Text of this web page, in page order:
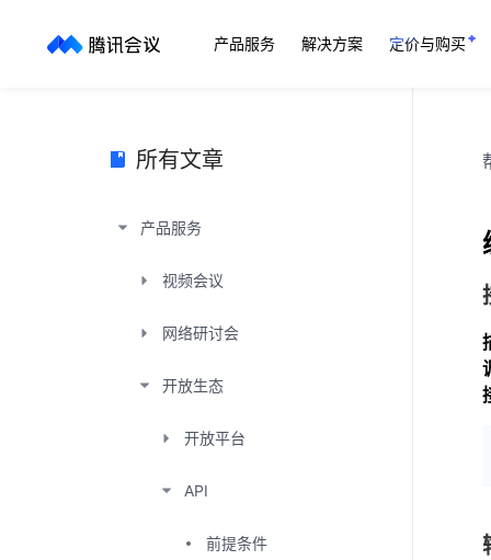
产品服务 解决方案 定价与购买
所有文章
产品服务
视频会议
网络研讨会
开放生态
开放平台
API
前提条件